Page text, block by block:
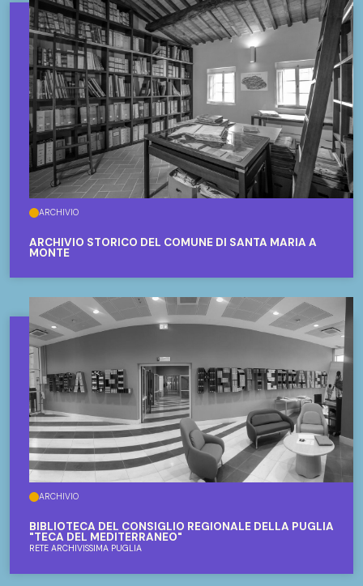
ARCHIVIO
ARCHIVIO STORICO DEL COMUNE DI SANTA MARIA A
MONTE
ARCHIVIO
BIBLIOTECA DEL CONSIGLIO REGIONALE DELLA PUGLIA
"TECA DEL MEDITERRANEO"
RETE ARCHIVISSIMA PUGLIA